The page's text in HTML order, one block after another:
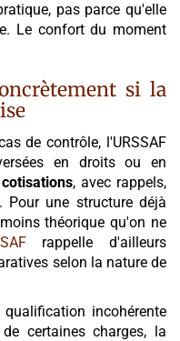
pas parce qu'elle
Le confort du moment
si la
de contrôle, l'URSSAF
en droits ou en
, avec rappels,
Pour une structure déjà
théorique qu'on ne
rappelle d'ailleurs
selon la nature de
incohérente
certaines charges, la